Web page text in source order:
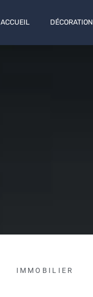
ACCUEIL DÉCORATION
IMMOBILIER